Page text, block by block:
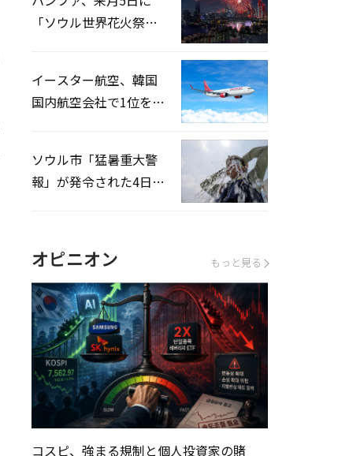
「ソウル世界花火祭り
イースター航空、韓国
国内航空会社で1位を記
ソウル市「猛暑重大警
報」が発令された4日、
オピニオン もっと見る
コスピ、強まる規制と個人投資家の賭